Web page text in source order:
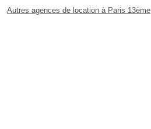
Autres agences de location à Paris 13ème